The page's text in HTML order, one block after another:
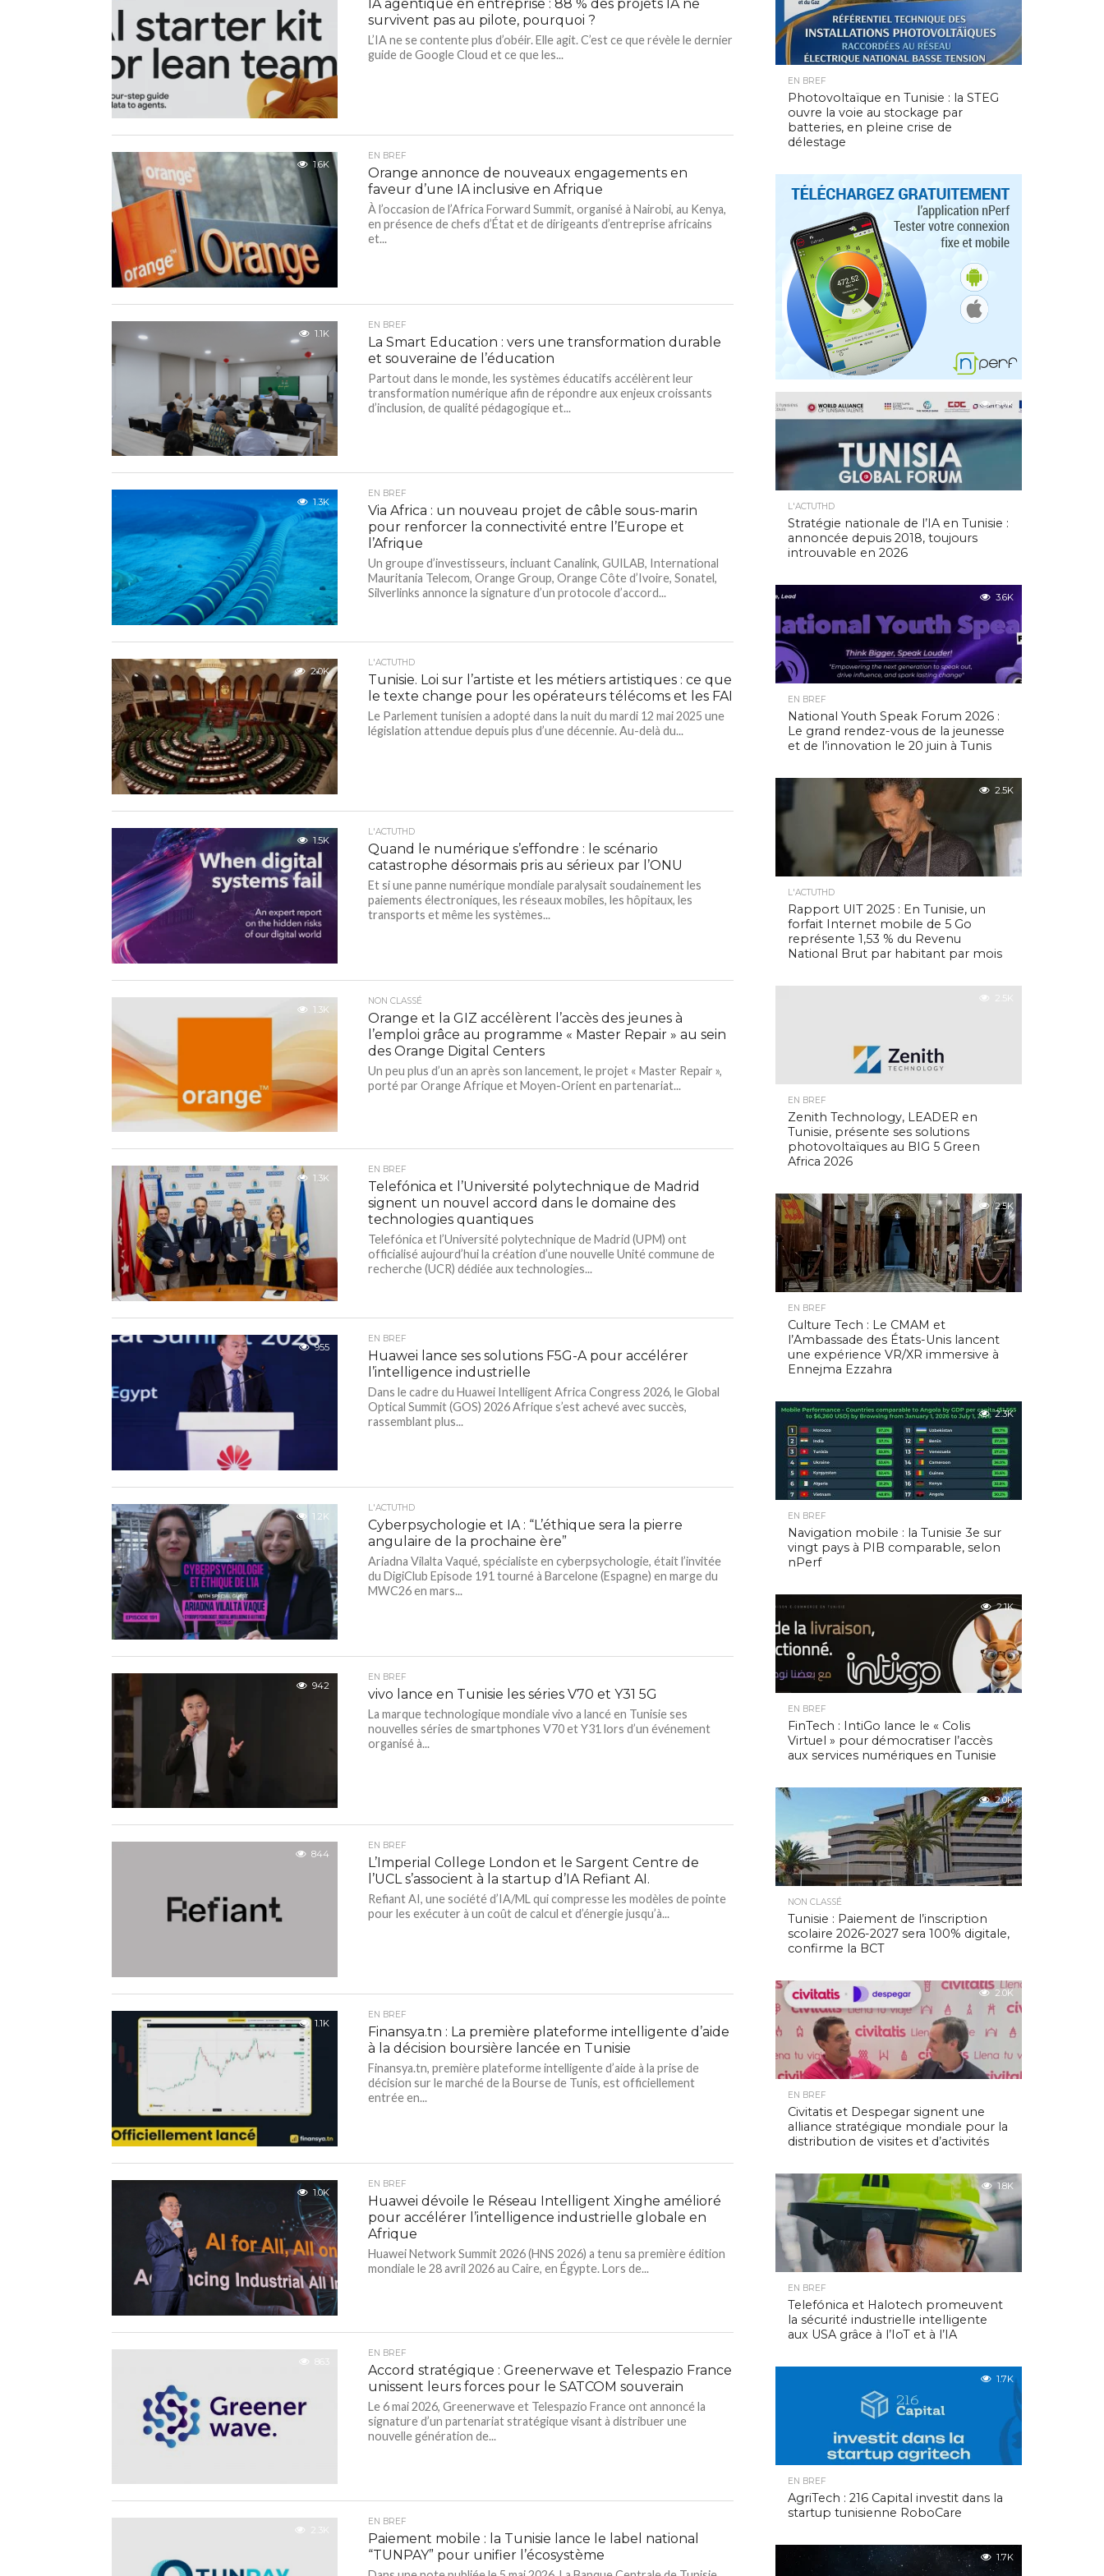
IA agentique en entreprise : 88 % des projets IA ne
survivent pas au pilote, pourquoi ?
L’IA ne se contente plus d’obéir. Elle agit. C’est ce que révèle le dernier
guide de Google Cloud et ce que les...
1.6K
EN BREF
Orange annonce de nouveaux engagements en
faveur d’une IA inclusive en Afrique
À l’occasion de l’Africa Forward Summit, organisé à Nairobi, au Kenya,
en présence de chefs d’État et de dirigeants d’entreprise africains
et...
1.1K
EN BREF
La Smart Education : vers une transformation durable
et souveraine de l’éducation
Partout dans le monde, les systèmes éducatifs accélèrent leur
transformation numérique afin de répondre aux enjeux croissants
d’inclusion, de qualité pédagogique et...
1.3K
EN BREF
Via Africa : un nouveau projet de câble sous-marin
pour renforcer la connectivité entre l’Europe et
l’Afrique
Un groupe d’investisseurs, incluant Canalink, GUILAB, International
Mauritania Telecom, Orange Group, Orange Côte d’Ivoire, Sonatel,
Silverlinks annonce la signature d’un protocole d’accord...
2.0K
L'ACTUTHD
Tunisie. Loi sur l’artiste et les métiers artistiques : ce que
le texte change pour les opérateurs télécoms et les FAI
Le Parlement tunisien a adopté dans la nuit du mardi 12 mai 2025 une
législation attendue depuis plus d’une décennie. Au-delà du...
1.5K
L'ACTUTHD
Quand le numérique s’effondre : le scénario
catastrophe désormais pris au sérieux par l’ONU
Et si une panne numérique mondiale paralysait soudainement les
paiements électroniques, les réseaux mobiles, les hôpitaux, les
transports et même les systèmes...
1.3K
NON CLASSÉ
Orange et la GIZ accélèrent l’accès des jeunes à
l’emploi grâce au programme « Master Repair » au sein
des Orange Digital Centers
Un peu plus d’un an après son lancement, le projet « Master Repair »,
porté par Orange Afrique et Moyen-Orient en partenariat...
1.3K
EN BREF
Telefónica et l’Université polytechnique de Madrid
signent un nouvel accord dans le domaine des
technologies quantiques
Telefónica et l’Université polytechnique de Madrid (UPM) ont
officialisé aujourd’hui la création d’une nouvelle Unité commune de
recherche (UCR) dédiée aux technologies...
955
EN BREF
Huawei lance ses solutions F5G-A pour accélérer
l’intelligence industrielle
Dans le cadre du Huawei Intelligent Africa Congress 2026, le Global
Optical Summit (GOS) 2026 Afrique s’est achevé avec succès,
rassemblant plus...
1.2K
L'ACTUTHD
Cyberpsychologie et IA : “L’éthique sera la pierre
angulaire de la prochaine ère”
Ariadna Vilalta Vaqué, spécialiste en cyberpsychologie, était l’invitée
du DigiClub Episode 191 tourné à Barcelone (Espagne) en marge du
MWC26 en mars...
942
EN BREF
vivo lance en Tunisie les séries V70 et Y31 5G
La marque technologique mondiale vivo a lancé en Tunisie ses
nouvelles séries de smartphones V70 et Y31 lors d’un événement
organisé à...
844
EN BREF
L’Imperial College London et le Sargent Centre de
l’UCL s’associent à la startup d’IA Refiant AI.
Refiant AI, une société d’IA/ML qui compresse les modèles de pointe
pour les exécuter à un coût de calcul et d’énergie jusqu’à...
1.1K
EN BREF
Finansya.tn : La première plateforme intelligente d’aide
à la décision boursière lancée en Tunisie
Finansya.tn, première plateforme intelligente d’aide à la prise de
décision sur le marché de la Bourse de Tunis, est officiellement
entrée en...
1.0K
EN BREF
Huawei dévoile le Réseau Intelligent Xinghe amélioré
pour accélérer l’intelligence industrielle globale en
Afrique
Huawei Network Summit 2026 (HNS 2026) a tenu sa première édition
mondiale le 28 avril 2026 au Caire, en Égypte. Lors de...
863
EN BREF
Accord stratégique : Greenerwave et Telespazio France
unissent leurs forces pour le SATCOM souverain
Le 6 mai 2026, Greenerwave et Telespazio France ont annoncé la
signature d’un partenariat stratégique visant à distribuer une
nouvelle génération de...
2.3K
EN BREF
Paiement mobile : la Tunisie lance le label national
“TUNPAY” pour unifier l’écosystème
EN BREF
Photovoltaïque en Tunisie : la STEG
ouvre la voie au stockage par
batteries, en pleine crise de
délestage
5.0K
L'ACTUTHD
Stratégie nationale de l’IA en Tunisie :
annoncée depuis 2018, toujours
introuvable en 2026
3.6K
EN BREF
National Youth Speak Forum 2026 :
Le grand rendez-vous de la jeunesse
et de l’innovation le 20 juin à Tunis
2.5K
L'ACTUTHD
Rapport UIT 2025 : En Tunisie, un
forfait Internet mobile de 5 Go
représente 1,53 % du Revenu
National Brut par habitant par mois
2.5K
EN BREF
Zenith Technology, LEADER en
Tunisie, présente ses solutions
photovoltaïques au BIG 5 Green
Africa 2026
2.5K
EN BREF
Culture Tech : Le CMAM et
l’Ambassade des États-Unis lancent
une expérience VR/XR immersive à
Ennejma Ezzahra
2.3K
EN BREF
Navigation mobile : la Tunisie 3e sur
vingt pays à PIB comparable, selon
nPerf
2.1K
EN BREF
FinTech : IntiGo lance le « Colis
Virtuel » pour démocratiser l’accès
aux services numériques en Tunisie
2.0K
NON CLASSÉ
Tunisie : Paiement de l’inscription
scolaire 2026-2027 sera 100% digitale,
confirme la BCT
2.0K
EN BREF
Civitatis et Despegar signent une
alliance stratégique mondiale pour la
distribution de visites et d’activités
1.8K
EN BREF
Telefónica et Halotech promeuvent
la sécurité industrielle intelligente
aux USA grâce à l’IoT et à l’IA
1.7K
EN BREF
AgriTech : 216 Capital investit dans la
startup tunisienne RoboCare
1.7K